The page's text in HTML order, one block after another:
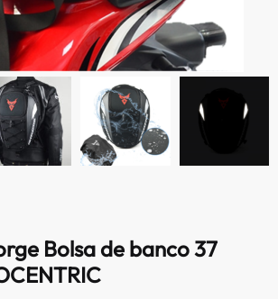
Bolsa de banco 37